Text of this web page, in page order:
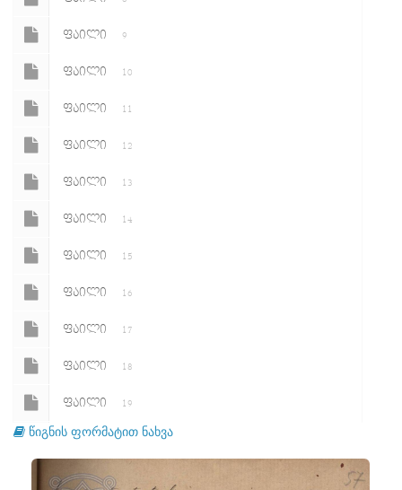
ᲤᲐᲘᲚᲘ 9
ᲤᲐᲘᲚᲘ 10
ᲤᲐᲘᲚᲘ 11
ᲤᲐᲘᲚᲘ 12
ᲤᲐᲘᲚᲘ 13
ᲤᲐᲘᲚᲘ 14
ᲤᲐᲘᲚᲘ 15
ᲤᲐᲘᲚᲘ 16
ᲤᲐᲘᲚᲘ 17
ᲤᲐᲘᲚᲘ 18
ᲤᲐᲘᲚᲘ 19
ᲤᲐᲘᲚᲘ 20
ᲤᲐᲘᲚᲘ
წიგნის ფორმატით ნახვა